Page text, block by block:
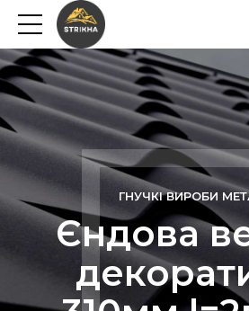
ГНУЧКІ ВИРОБИ
Єндова